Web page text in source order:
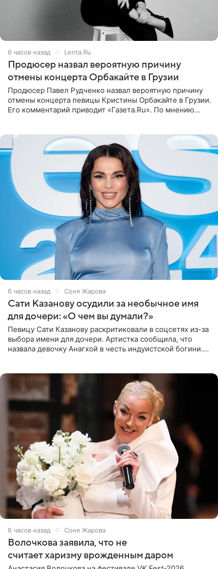
6 часов назад Lenta.Ru
Продюсер назвал вероятную причину
отмены концерта Орбакайте в Грузии
Продюсер Павел Рудченко назвал вероятную причину
отмены концерта певицы Кристины Орбакайте в Грузии.
Его комментарий приводит «Газета.Ru». По мнению
6 часов назад Соня Жарова
Сати Казанову осудили за необычное имя
для дочери: «О чем вы думали?»
Певицу Сати Казанову раскритиковали в соцсетях из-за
выбора имени для дочери. Артистка сообщила, что
назвала девочку Анагхой в честь индуистской богини.
6 часов назад Соня Жарова
Волочкова заявила, что не
считает харизму врожденным даром